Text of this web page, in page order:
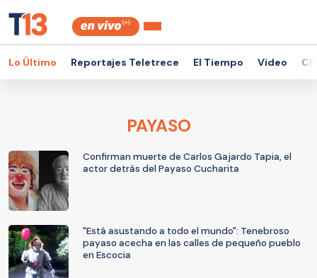
Lo Último Reportajes Teletrece El Tiempo Video
PAYASO
Confirman muerte de Carlos Gajardo Tapia, el
actor detrás del Payaso Cucharita
"Está asustando a todo el mundo": Tenebroso
payaso acecha en las calles de pequeño pueblo
en Escocia